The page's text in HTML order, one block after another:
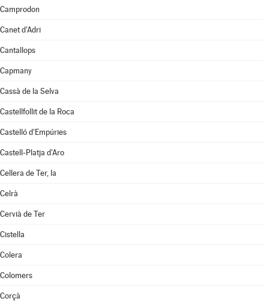
Camprodon
Canet d'Adri
Cantallops
Capmany
Cassà de la Selva
Castellfollit de la Roca
Castelló d'Empúries
Castell-Platja d'Aro
Cellera de Ter, la
Celrà
Cervià de Ter
Cistella
Colera
Colomers
Corçà